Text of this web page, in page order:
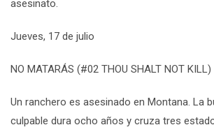
asesinato.
Jueves, 17 de julio
NO MATARÁS (#02 THOU SHALT NOT KILL)
Un ranchero es asesinado en Montana. La
culpable dura ocho años y cruza tres